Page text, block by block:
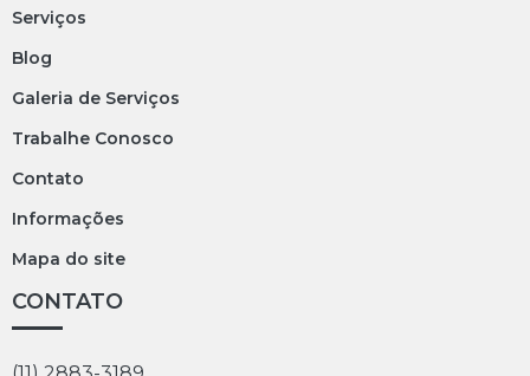
Serviços
Blog
Galeria de Serviços
Trabalhe Conosco
Contato
Informações
Mapa do site
CONTATO